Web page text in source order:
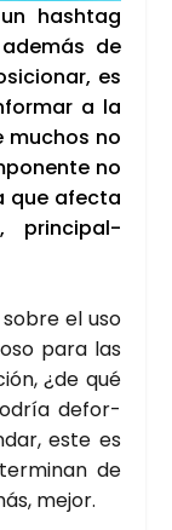
hash­tag
de
es
a la
muchos no
no
que afec­ta
prin­ci­pal­
el uso
para las
¿de qué
defor­
este es
de
mejor.